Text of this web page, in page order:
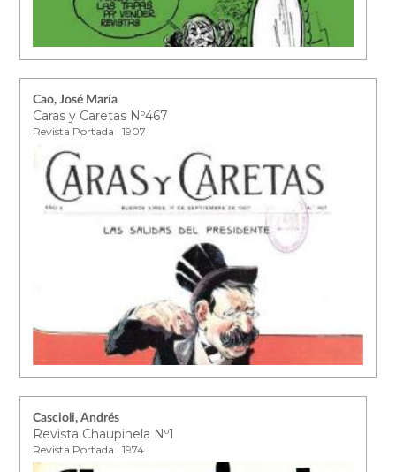
Cao, José María
Caras y Caretas Nº467
Revista Portada | 1907
Cascioli, Andrés
Revista Chaupinela Nº1
Revista Portada | 1974